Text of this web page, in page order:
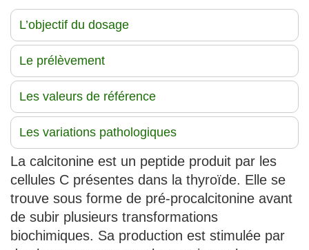
L’objectif du dosage
Le prélèvement
Les valeurs de référence
Les variations pathologiques
La calcitonine est un peptide produit par les
cellules C présentes dans la thyroïde. Elle se
trouve sous forme de pré-procalcitonine avant
de subir plusieurs transformations
biochimiques. Sa production est stimulée par